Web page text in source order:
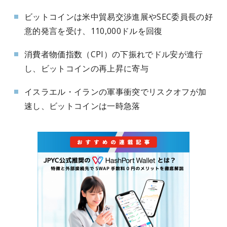
ビットコインは米中貿易交渉進展やSEC委員長の好
意的発言を受け、110,000ドルを回復
消費者物価指数（CPI）の下振れでドル安が進行
し、ビットコインの再上昇に寄与
イスラエル・イランの軍事衝突でリスクオフが加
速し、ビットコインは一時急落